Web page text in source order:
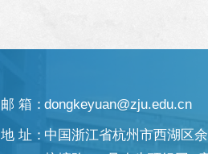
邮 箱：dongkeyuan@zju.edu.cn
地 址：中国浙江省杭州市西湖区余